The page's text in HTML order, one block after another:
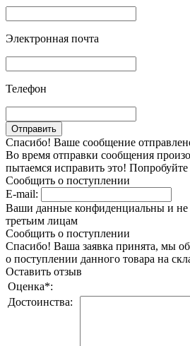
Электронная почта
Телефон
Спасибо! Ваше сообщение
Во время отправки сообщения
пытаемся исправить это! Попробуйте
Сообщить о поступлении
E-mail:
Ваши данные конфиденциальны и не
третьим лицам
Сообщить о поступлении
Спасибо! Ваша заявка принята, мы
о поступлении данного товара на
Оставить отзыв
Оценка*:
Достоинства: